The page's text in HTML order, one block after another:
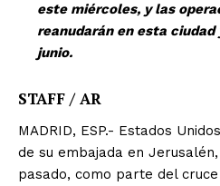
este miércoles, y las
reanudarán en esta ciudad
junio.
STAFF / AR
MADRID, ESP.- Estados
de su embajada en
pasado, como parte del